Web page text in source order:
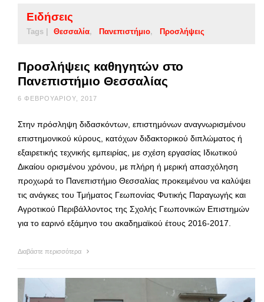
Ειδήσεις
Tags | Θεσσαλία Πανεπιστήμιο Προσλήψεις
Προσλήψεις καθηγητών στο
Πανεπιστήμιο Θεσσαλίας
6 ΦΕΒΡΟΥΑΡΊΟΥ, 2017
Στην πρόσληψη διδασκόντων, επιστημόνων αναγνωρισμένου
επιστημονικού κύρους, κατόχων διδακτορικού διπλώματος ή
εξαιρετικής τεχνικής εμπειρίας, με σχέση εργασίας Ιδιωτικού
Δικαίου ορισμένου χρόνου, με πλήρη ή μερική απασχόληση
προχωρά το Πανεπιστήμιο Θεσσαλίας προκειμένου να καλύψει
τις ανάγκες του Τμήματος Γεωπονίας Φυτικής Παραγωγής και
Αγροτικού Περιβάλλοντος της Σχολής Γεωπονικών Επιστημών
για το εαρινό εξάμηνο του ακαδημαϊκού έτους 2016-2017.
Διαβάστε περισσότερα